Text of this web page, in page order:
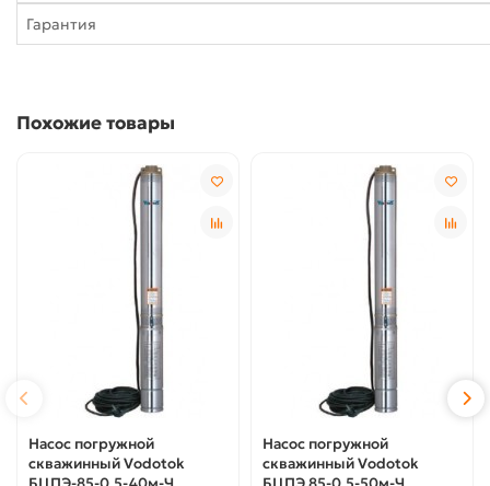
Гарантия
Похожие товары
Насос погружной
скважинный Vodotok
Насос погружной
скважинный Vodotok